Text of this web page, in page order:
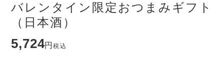
バレンタイン限定おつまみギフト
（日本酒）
5,724 税込